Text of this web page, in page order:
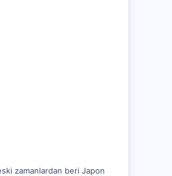
zamanlardan beri Japon